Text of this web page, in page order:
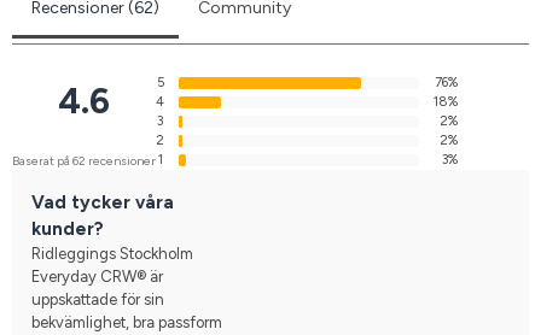
Recensioner (62) Community
4.6
Baserat på 62 recensioner
5
76%
4
18%
3
2%
2
2%
1
3%
Vad tycker våra
kunder?
Ridleggings Stockholm
Everyday CRW® är
uppskattade för sin
bekvämlighet, bra passform